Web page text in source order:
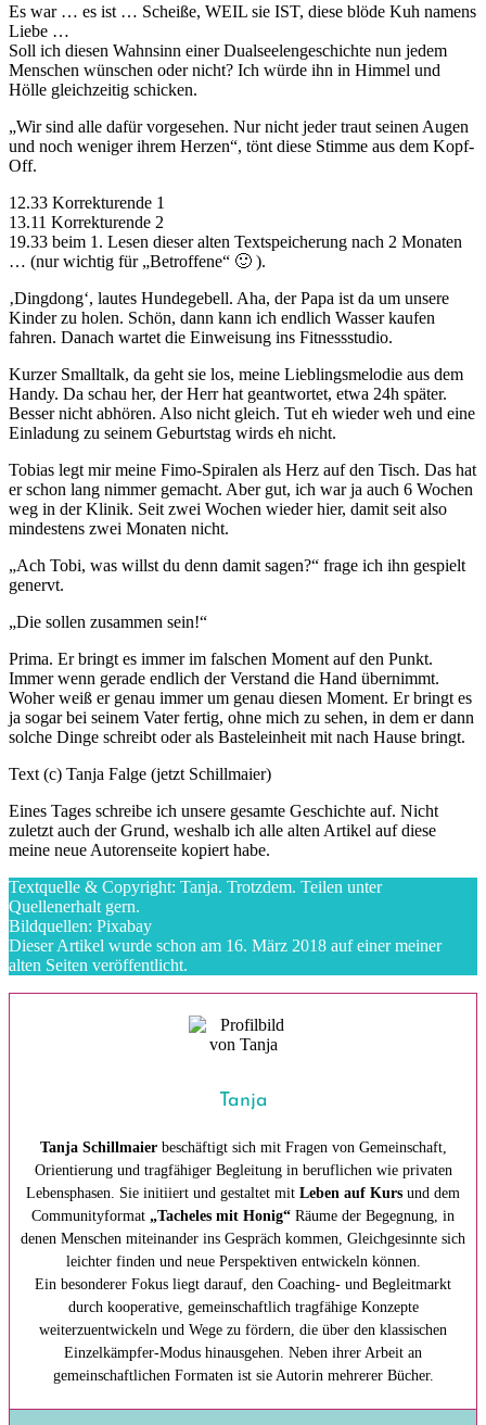
Es war … es ist … Scheiße, WEIL sie IST, diese blöde Kuh namens
Liebe …
Soll ich diesen Wahnsinn einer Dualseelengeschichte nun jedem
Menschen wünschen oder nicht? Ich würde ihn in Himmel und
Hölle gleichzeitig schicken.
„Wir sind alle dafür vorgesehen. Nur nicht jeder traut seinen Augen
und noch weniger ihrem Herzen“, tönt diese Stimme aus dem Kopf-
Off.
12.33 Korrekturende 1
13.11 Korrekturende 2
19.33 beim 1. Lesen dieser alten Textspeicherung nach 2 Monaten
… (nur wichtig für „Betroffene“ 🙂 ).
‚Dingdong‘, lautes Hundegebell. Aha, der Papa ist da um unsere
Kinder zu holen. Schön, dann kann ich endlich Wasser kaufen
fahren. Danach wartet die Einweisung ins Fitnessstudio.
Kurzer Smalltalk, da geht sie los, meine Lieblingsmelodie aus dem
Handy. Da schau her, der Herr hat geantwortet, etwa 24h später.
Besser nicht abhören. Also nicht gleich. Tut eh wieder weh und eine
Einladung zu seinem Geburtstag wirds eh nicht.
Tobias legt mir meine Fimo-Spiralen als Herz auf den Tisch. Das hat
er schon lang nimmer gemacht. Aber gut, ich war ja auch 6 Wochen
weg in der Klinik. Seit zwei Wochen wieder hier, damit seit also
mindestens zwei Monaten nicht.
„Ach Tobi, was willst du denn damit sagen?“ frage ich ihn gespielt
genervt.
„Die sollen zusammen sein!“
Prima. Er bringt es immer im falschen Moment auf den Punkt.
Immer wenn gerade endlich der Verstand die Hand übernimmt.
Woher weiß er genau immer um genau diesen Moment. Er bringt es
ja sogar bei seinem Vater fertig, ohne mich zu sehen, in dem er dann
solche Dinge schreibt oder als Basteleinheit mit nach Hause bringt.
Text (c) Tanja Falge (jetzt Schillmaier)
Eines Tages schreibe ich unsere gesamte Geschichte auf. Nicht
zuletzt auch der Grund, weshalb ich alle alten Artikel auf diese
meine neue Autorenseite kopiert habe.
Textquelle & Copyright: Tanja. Trotzdem. Teilen unter
Quellenerhalt gern.
Bildquellen: Pixabay
Dieser Artikel wurde schon am 16. März 2018 auf einer meiner
alten Seiten veröffentlicht.
Tanja
Tanja Schillmaierbeschäftigt sich mit Fragen von Gemeinschaft,
Orientierung und tragfähiger Begleitung in beruflichen wie privaten
Lebensphasen. Sie initiiert und gestaltet mit Leben auf Kurs und dem
Communityformat „Tacheles mit Honig“ Räume der Begegnung, in
denen Menschen miteinander ins Gespräch kommen, Gleichgesinnte sich
leichter finden und neue Perspektiven entwickeln können.
Ein besonderer Fokus liegt darauf, den Coaching- und Begleitmarkt
durch kooperative, gemeinschaftlich tragfähige Konzepte
weiterzuentwickeln und Wege zu fördern, die über den klassischen
Einzelkämpfer-Modus hinausgehen. Neben ihrer Arbeit an
gemeinschaftlichen Formaten ist sie Autorin mehrerer Bücher.